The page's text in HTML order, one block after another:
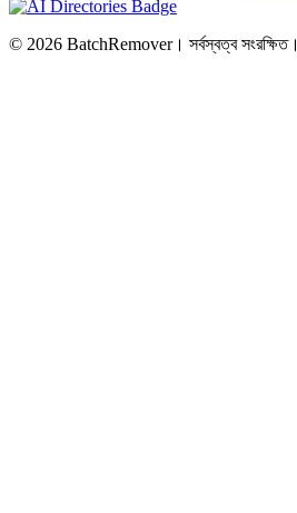
© 2026 BatchRemover। সর্বস্বত্ব সংরক্ষিত।